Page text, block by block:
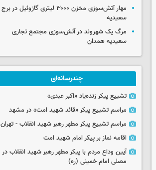
مهار آتش‌سوزی مخزن ۳۰۰۰ لیتری گازوئیل در برج
سعیدیه
مرگ یک شهروند در آتش‌سوزی مجتمع تجاری
سعیدیه همدان
چندرسانه‌ای
تشییع پیکر زنده‌یاد «اکبر عبدی»
مراسم تشییع پیکر «قائد شهید امت» در مشهد
مراسم تشییع پیکر مطهر رهبر شهید انقلاب - تهران
اقامه نماز بر پیکر امام شهید امت
آیین وداع مردم با پیکر مطهر رهبر شهید انقلاب در
مصلی امام خمینی (ره)